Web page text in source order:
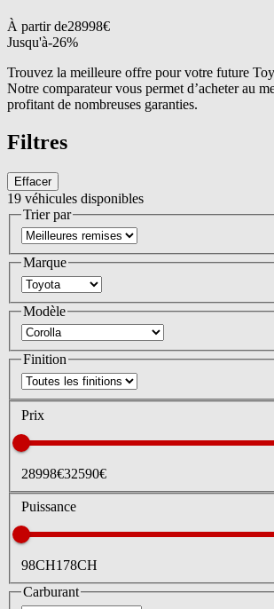
À partir de28998€
Jusqu'à-26%
Trouvez la meilleure offre pour votre future
Notre comparateur vous permet d’acheter au
profitant de nombreuses garanties.
Filtres
Effacer
19 véhicules disponibles
Trier par
Marque
Modèle
Finition
Prix
28998€32590€
Puissance
98CH178CH
Carburant